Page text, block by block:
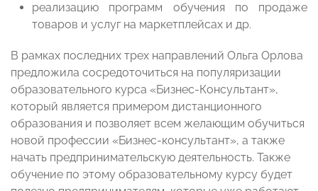
реализацию программ обучения по продаже
товаров и услуг на маркетплейсах и др.
В рамках последних трех направлений Ольга Орлова
предложила сосредоточиться на популяризации
образовательного курса «Бизнес-Консультант»,
который является примером дистанционного
образования и позволяет всем желающим обучиться
новой профессии «Бизнес-консультант», а также
начать предпринимательскую деятельность. Также
обучение по этому образовательному курсу будет